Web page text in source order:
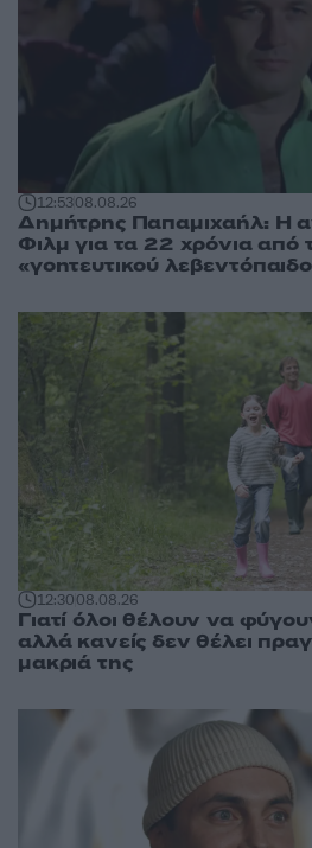
12:5308.08.26
Δημήτρης Παπαμιχαήλ: Η
Φιλμ για τα 22 χρόνια από
«γοητευτικού
12:3008.08.26
Γιατί όλοι θέλουν να
αλλά κανείς δεν θέλει
μακριά της